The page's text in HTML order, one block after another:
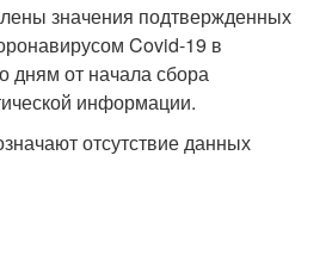
значения подтвержденных
Covid-19 в
дням от начала сбора
информации.
отсутствие данных